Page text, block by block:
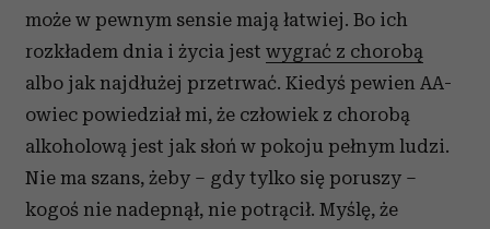
może w pewnym sensie mają łatwiej. Bo ich
rozkładem dnia i życia jest wygrać z chorobą
albo jak najdłużej przetrwać. Kiedyś pewien AA-
owiec powiedział mi, że człowiek z chorobą
alkoholową jest jak słoń w pokoju pełnym ludzi.
Nie ma szans, żeby – gdy tylko się poruszy –
kogoś nie nadepnął, nie potrącił. Myślę, że